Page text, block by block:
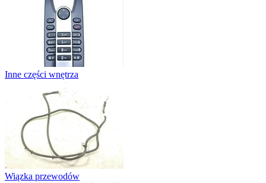
Inne części wnętrza
Wiązka przewodów